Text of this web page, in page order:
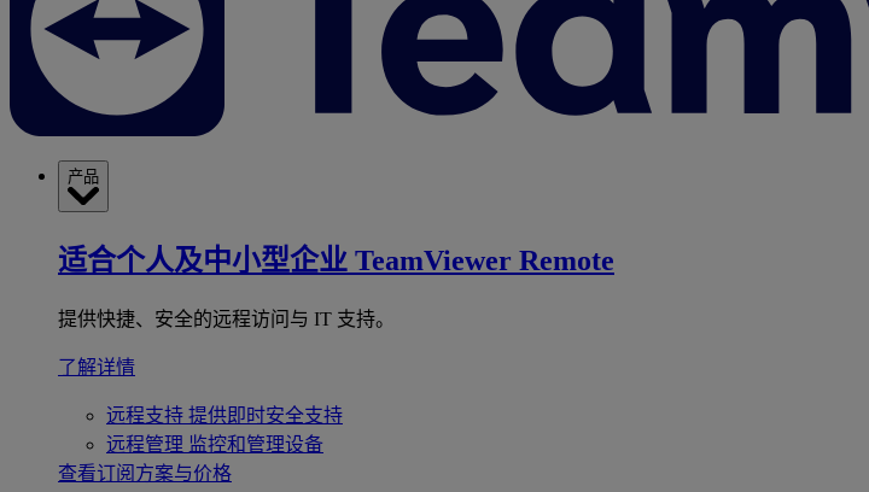
产品
适合个人及中小型企业 TeamViewer Remote
提供快捷、安全的远程访问与 IT 支持。
了解详情
远程支持 提供即时安全支持
远程管理 监控和管理设备
查看订阅方案与价格